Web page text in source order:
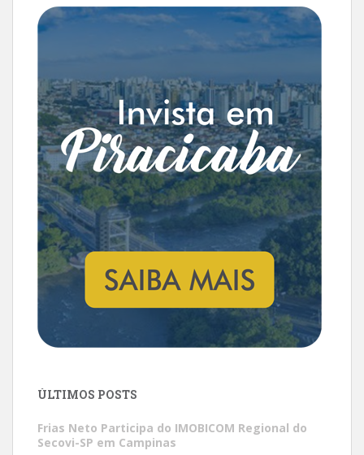
ÚLTIMOS POSTS
Frias Neto Participa do IMOBICOM Regional do
Secovi-SP em Campinas